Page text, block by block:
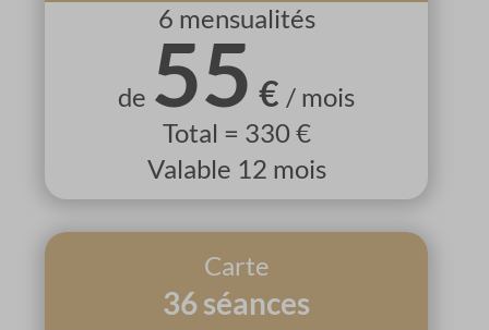
6 mensualités
de 55 € / mois
Total = 330 €
Valable 12 mois
Carte
36 séances